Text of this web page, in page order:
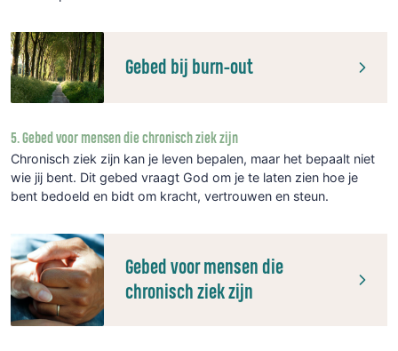
Gebed bij burn-out
5. Gebed voor mensen die chronisch ziek zijn
Chronisch ziek zijn kan je leven bepalen, maar het bepaalt niet
wie jij bent. Dit gebed vraagt God om je te laten zien hoe je
bent bedoeld en bidt om kracht, vertrouwen en steun.
Gebed voor mensen die
chronisch ziek zijn